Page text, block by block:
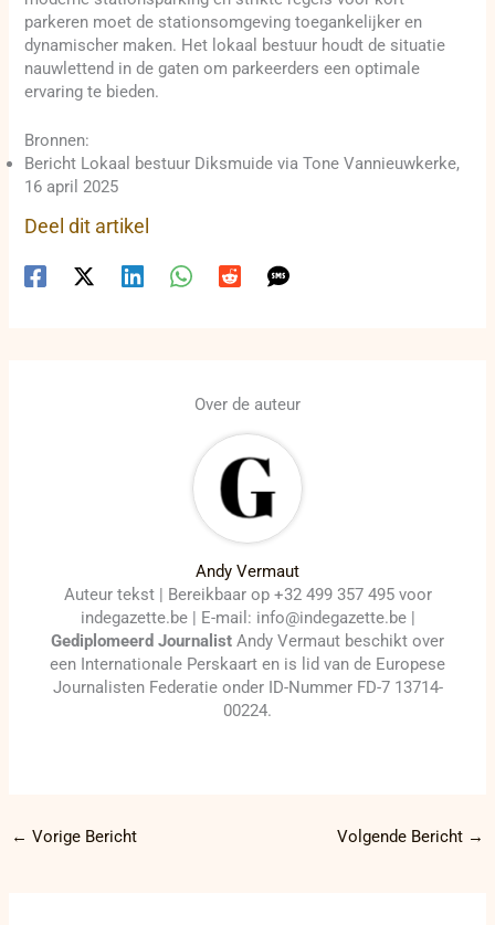
parkeren moet de stationsomgeving toegankelijker en
dynamischer maken. Het lokaal bestuur houdt de situatie
nauwlettend in de gaten om parkeerders een optimale
ervaring te bieden.
Bronnen:
Bericht Lokaal bestuur Diksmuide via Tone Vannieuwkerke,
16 april 2025
Deel dit artikel
Over de auteur
Andy Vermaut
Auteur tekst | Bereikbaar op +32 499 357 495 voor
indegazette.be | E-mail: info@indegazette.be |
Gediplomeerd Journalist Andy Vermaut beschikt over
een Internationale Perskaart en is lid van de Europese
Journalisten Federatie onder ID-Nummer FD-7 13714-
00224.
← Vorige Bericht Volgende Bericht →